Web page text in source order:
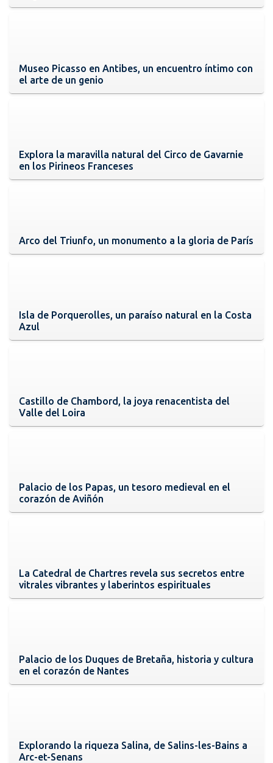
Museo Picasso en Antibes, un encuentro íntimo con
el arte de un genio
Explora la maravilla natural del Circo de Gavarnie
en los Pirineos Franceses
Arco del Triunfo, un monumento a la gloria de París
Isla de Porquerolles, un paraíso natural en la Costa
Azul
Castillo de Chambord, la joya renacentista del
Valle del Loira
Palacio de los Papas, un tesoro medieval en el
corazón de Aviñón
La Catedral de Chartres revela sus secretos entre
vitrales vibrantes y laberintos espirituales
Palacio de los Duques de Bretaña, historia y cultura
en el corazón de Nantes
Explorando la riqueza Salina, de Salins-les-Bains a
Arc-et-Senans